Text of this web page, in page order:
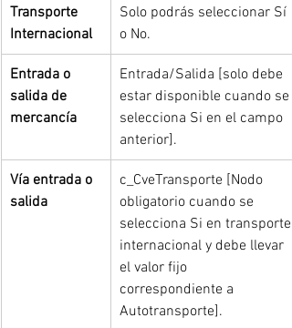
Transporte
Internacional
Solo podrás seleccionar Sí
o No.
Entrada o
salida de
mercancía
Entrada/Salida [solo debe
estar disponible cuando se
selecciona Si en el campo
anterior].
Vía entrada o
salida
c_CveTransporte [Nodo
obligatorio cuando se
selecciona Si en transporte
internacional y debe llevar
el valor fijo
correspondiente a
Autotransporte].